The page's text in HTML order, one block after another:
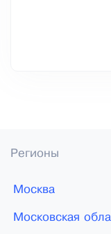
Регионы
Москва
Московская